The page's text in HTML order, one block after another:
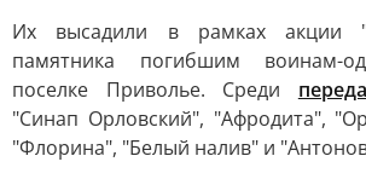
Их высадили в рамках акции
памятника погибшим воинам-
поселке Приволье. Среди
"Синап Орловский", "Афродита",
"Флорина", "Белый налив" и